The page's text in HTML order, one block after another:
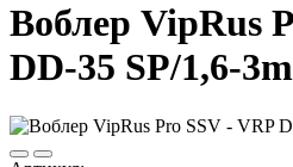
Воблер VipRus
DD-35 SP/1,6-